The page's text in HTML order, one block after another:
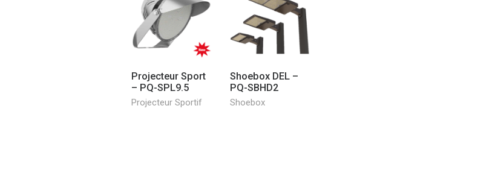
Projecteur Sport
– PQ-SPL9.5
Projecteur Sportif
Shoebox DEL –
PQ-SBHD2
Shoebox